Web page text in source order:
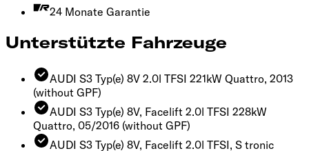
24 Monate Garantie
Unterstützte Fahrzeuge
AUDI S3 Typ(e) 8V 2.0l TFSI 221kW Quattro, 2013
(without GPF)
AUDI S3 Typ(e) 8V, Facelift 2.0l TFSI 228kW
Quattro, 05/2016 (without GPF)
AUDI S3 Typ(e) 8V, Facelift 2.0l TFSI, S tronic